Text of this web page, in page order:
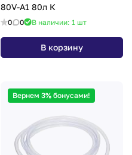
80V-A1 80л К
0 0 В наличии: 1 шт
В корзину
Вернем 3% бонусами!